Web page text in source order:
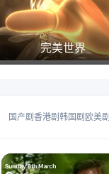
完美世界
国产剧 香港剧 韩国剧 欧美剧